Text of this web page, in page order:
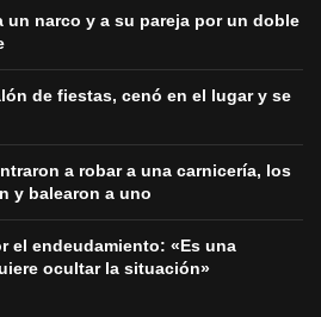
un narco y a su pareja por un doble
de fiestas, cenó en el lugar y se
a robar a una carnicería, los
y balearon a uno
el endeudamiento: «Es una
ocultar la situación»